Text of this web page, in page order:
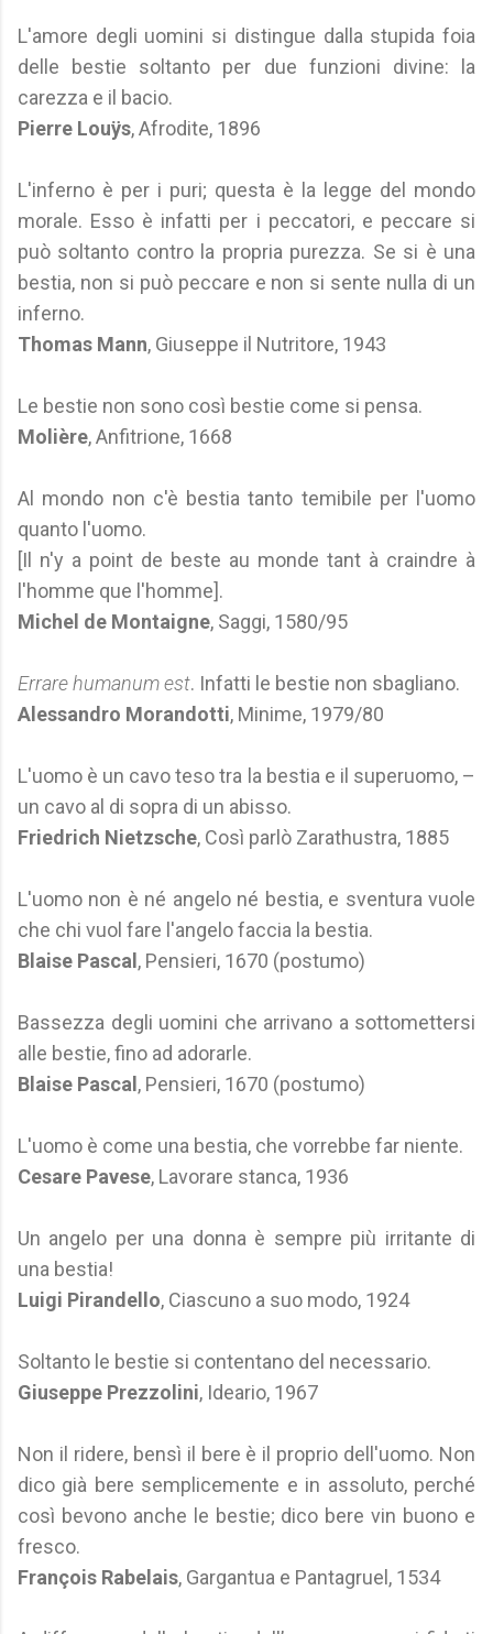
L'amore degli uomini si distingue dalla stupida foia
delle bestie soltanto per due funzioni divine: la
carezza e il bacio.
Pierre Louÿs, Afrodite, 1896
L'inferno è per i puri; questa è la legge del mondo
morale. Esso è infatti per i peccatori, e peccare si
può soltanto contro la propria purezza. Se si è una
bestia, non si può peccare e non si sente nulla di un
inferno.
Thomas Mann, Giuseppe il Nutritore, 1943
Le bestie non sono così bestie come si pensa.
Molière, Anfitrione, 1668
Al mondo non c'è bestia tanto temibile per l'uomo
quanto l'uomo.
[Il n'y a point de beste au monde tant à craindre à
l'homme que l'homme].
Michel de Montaigne, Saggi, 1580/95
Errare humanum est. Infatti le bestie non sbagliano.
Alessandro Morandotti, Minime, 1979/80
L'uomo è un cavo teso tra la bestia e il superuomo, –
un cavo al di sopra di un abisso.
Friedrich Nietzsche, Così parlò Zarathustra, 1885
L'uomo non è né angelo né bestia, e sventura vuole
che chi vuol fare l'angelo faccia la bestia.
Blaise Pascal , Pensieri, 1670 (postumo)
Bassezza degli uomini che arrivano a sottomettersi
alle bestie, fino ad adorarle.
Blaise Pascal , Pensieri, 1670 (postumo)
L'uomo è come una bestia, che vorrebbe far niente.
Cesare Pavese, Lavorare stanca, 1936
Un angelo per una donna è sempre più irritante di
una bestia!
Luigi Pirandello, Ciascuno a suo modo, 1924
Soltanto le bestie si contentano del necessario.
Giuseppe Prezzolini, Ideario, 1967
Non il ridere, bensì il bere è il proprio dell'uomo. Non
dico già bere semplicemente e in assoluto, perché
così bevono anche le bestie; dico bere vin buono e
fresco.
François Rabelais, Gargantua e Pantagruel, 1534